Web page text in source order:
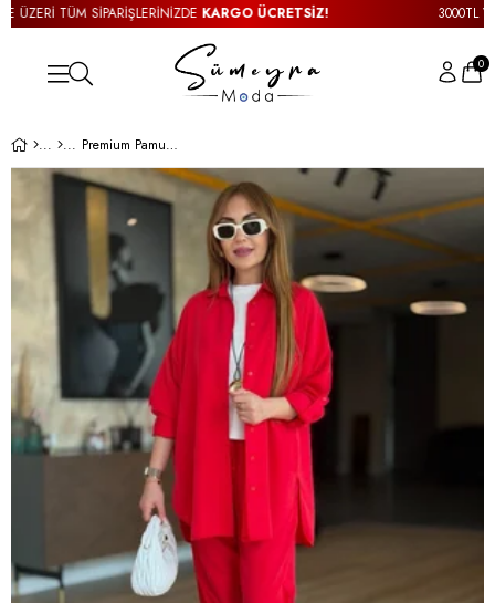
TÜM SİPARİŞLERİNİZDEKARGO ÜCRETSİZ! 3000TL VE
0
Premium Pamuk Tensel Gömlekli Kırmızı Takım